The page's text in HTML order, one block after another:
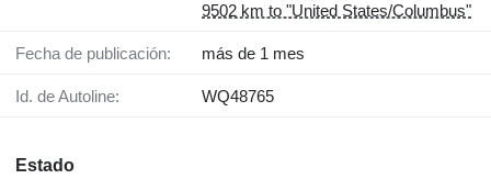
9502 km to "United States/Columbus"
Fecha de publicación: más de 1 mes
Id. de Autoline: WQ48765
Estado